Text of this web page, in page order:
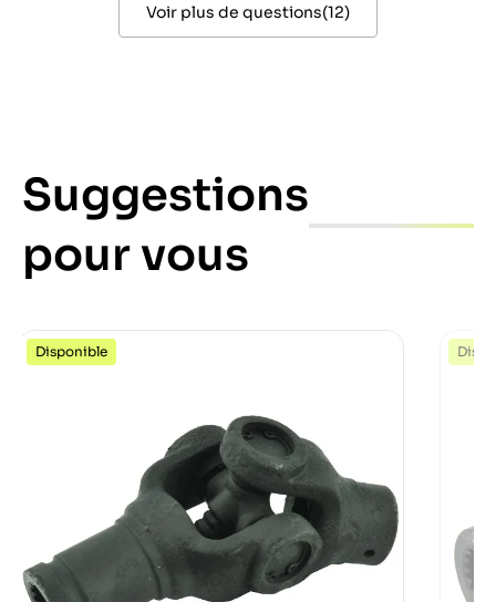
Voir plus de questions(12)
Suggestions
pour vous
Disponible